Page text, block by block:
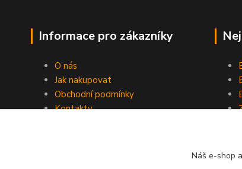
Informace pro zákazníky
O nás
Jak nakupovat
Obchodní podmínky
Kontakty
Náš e-shop